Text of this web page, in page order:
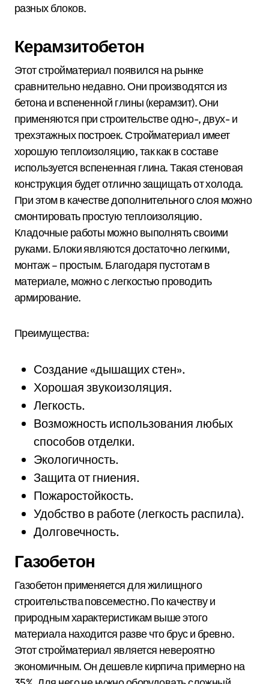
разных блоков.
Керамзитобетон
Этот стройматериал появился на рынке
сравнительно недавно. Они производятся из
бетона и вспененной глины (керамзит). Они
применяются при строительстве одно-, двух- и
трехэтажных построек. Стройматериал имеет
хорошую теплоизоляцию, так как в составе
используется вспененная глина. Такая стеновая
конструкция будет отлично защищать от холода.
При этом в качестве дополнительного слоя можно
смонтировать простую теплоизоляцию.
Кладочные работы можно выполнять своими
руками. Блоки являются достаточно легкими,
монтаж – простым. Благодаря пустотам в
материале, можно с легкостью проводить
армирование.
Преимущества:
Создание «дышащих стен».
Хорошая звукоизоляция.
Легкость.
Возможность использования любых
способов отделки.
Экологичность.
Защита от гниения.
Пожаростойкость.
Удобство в работе (легкость распила).
Долговечность.
Газобетон
Газобетон применяется для жилищного
строительства повсеместно. По качеству и
природным характеристикам выше этого
материала находится разве что брус и бревно.
Этот стройматериал является невероятно
экономичным. Он дешевле кирпича примерно на